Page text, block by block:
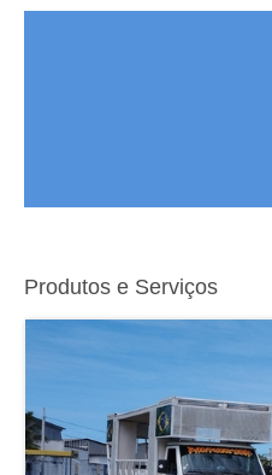
Produtos e Serviços